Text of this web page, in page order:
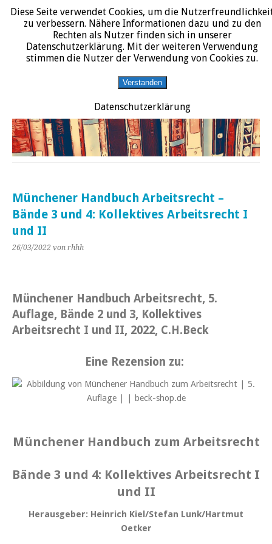
START DATENSCHUTZERKLÄRUNG IMPRESSUM ÜBER JURALIT
JURALIT
Rezensionen juristischer Literatur
Münchener Handbuch Arbeitsrecht –
Bände 3 und 4: Kollektives Arbeitsrecht I
und II
26/03/2022 von rhhh
Münchener Handbuch Arbeitsrecht, 5.
Auflage, Bände 2 und 3, Kollektives
Arbeitsrecht I und II, 2022, C.H.Beck
Eine Rezension zu:
Münchener Handbuch zum Arbeitsrecht
Bände 3 und 4: Kollektives Arbeitsrecht I
und II
Herausgeber: Heinrich Kiel/Stefan Lunk/Hartmut
Oetker
Diese Seite verwendet Cookies, um die
zu verbessern. Nähere Informationen dazu und zu den
Rechten als Nutzer finden sich in unserer
Datenschutzerklärung. Mit der weiteren Verwendung
stimmen die Nutzer der Verwendung von Cookies zu.
Verstanden
Datenschutzerklärung